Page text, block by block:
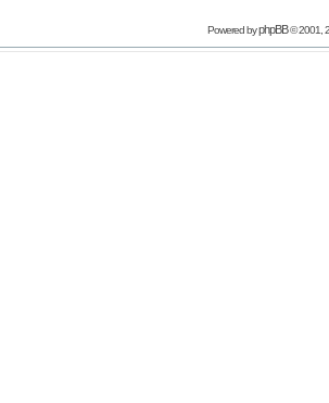
Powered byphpBB© 2001,